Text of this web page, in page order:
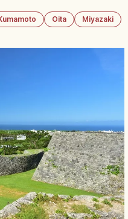
Oita
Miyazaki